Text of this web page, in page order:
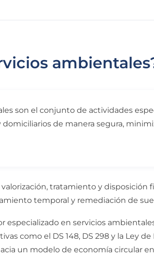
son el conjunto de actividades
de manera segura,
tratamiento y
temporal y remediación de
especializado en servicios
como el DS 148, DS 298 y la Ley
un modelo de economía circular